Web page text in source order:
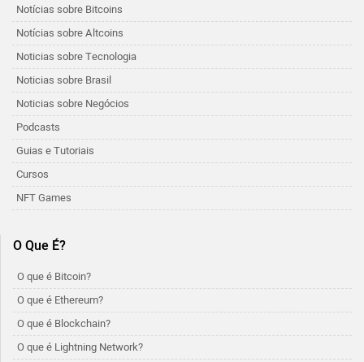
Notícias sobre Bitcoins
Notícias sobre Altcoins
Noticias sobre Tecnologia
Noticias sobre Brasil
Noticias sobre Negócios
Podcasts
Guias e Tutoriais
Cursos
NFT Games
O Que É?
O que é Bitcoin?
O que é Ethereum?
O que é Blockchain?
O que é Lightning Network?